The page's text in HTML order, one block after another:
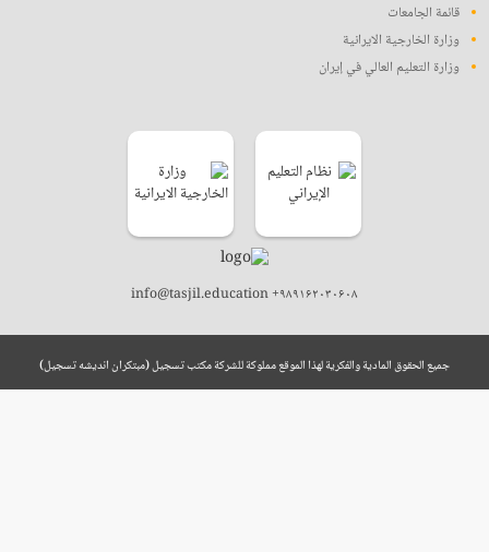
قائمة الجامعات
وزارة الخارجية الايرانية
وزارة التعليم العالي في إيران
info@tasjil.education +۹۸۹۱۶۲۰۳۰۶۰۸
جميع الحقوق المادية والفكرية لهذا الموقع مملوكة للشركة مكتب تسجيل (مبتکران اندیشه تسجیل)